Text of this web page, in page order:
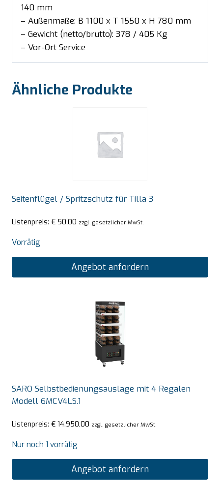
140 mm
– Außenmaße: B 1100 x T 1550 x H 780 mm
– Gewicht (netto/brutto): 378 / 405 Kg
– Vor-Ort Service
Ähnliche Produkte
Seitenflügel / Spritzschutz für Tilla 3
Listenpreis: € 50,00 zzgl. gesetzlicher MwSt.
Vorrätig
Angebot anfordern
SARO Selbstbedienungsauslage mit 4 Regalen
Modell 6MCV4LS.1
Listenpreis: € 14.950,00 zzgl. gesetzlicher MwSt.
Nur noch 1 vorrätig
Angebot anfordern